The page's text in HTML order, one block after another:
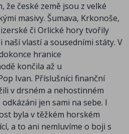
že české země jsou z velké
masivy. Šumava, Krkonoše,
či Orlické hory tvořily
vlastí a sousedními státy. V
hranice
končila až u
Ivan. Příslušníci finanční
v drsném a nehostinném
jen sami na sebe. I
byla v těžkém horském
a to ani nemluvíme o boji s